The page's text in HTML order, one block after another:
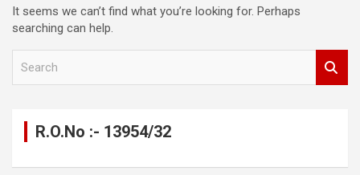
It seems we can’t find what you’re looking for. Perhaps
searching can help.
R.O.No :- 13954/32